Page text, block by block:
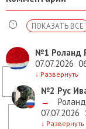
ПОКАЗАТЬ ВСЕ
№1 Роланд
07.07.2026
↓ Развернуть
№2 Рус
→
07.07.2026
↓ Развернуть